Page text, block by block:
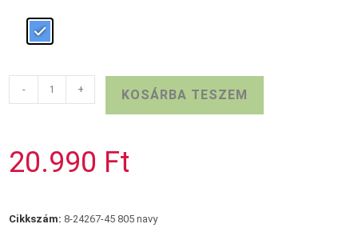
Sötétkék
lakk
mennyiség
- + KOSÁRBA TESZEM
20.990 Ft
Cikkszám: 8-24267-45 805 navy